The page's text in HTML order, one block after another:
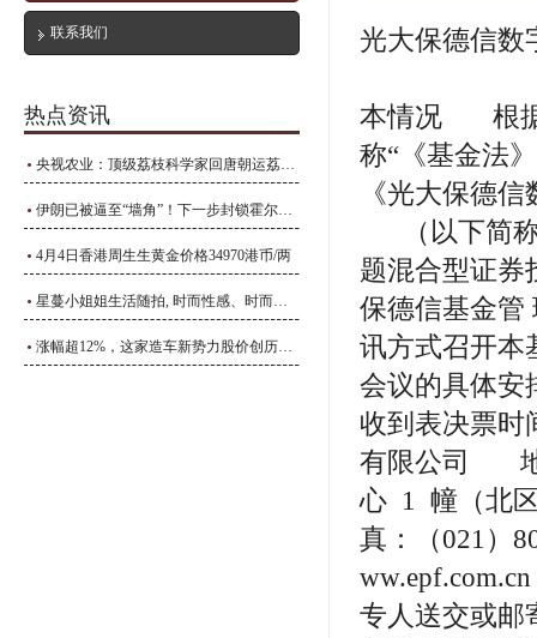
联系我们
热点资讯
央视农业：顶级荔枝科学家回唐朝运荔枝，能扛过几集？_李善_长安_四川
伊朗已被逼至“墙角”！下一步封锁霍尔木兹海峡？
4月4日香港周生生黄金价格34970港币/两
星蔓小姐姐生活随拍, 时而性感、时而温婉
涨幅超12%，这家造车新势力股价创历史新高
光大保德信
本情况 根据
称“《基金法
《光大保德
（以下简称
题混合型证券
保德信基金管
讯方式召开本
会议的具体安
收到表决票
有限公司 地
心 1 幢（北
真：（021
专人送交或邮